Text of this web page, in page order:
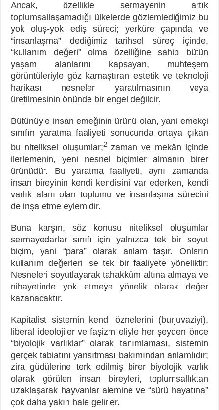
Ancak, özellikle sermayenin artık
toplumsallaşamadığı ülkelerde gözlemlediğimiz bu
yok oluş-yok ediş süreci; yerküre çapında ve
“insanlaşma” dediğimiz tarihsel süreç içinde,
“kullanım değeri” olma özelliğine sahip bütün
yaşam alanlarını kapsayan, muhteşem
görüntüleriyle göz kamaştıran estetik ve teknoloji
harikası nesneler yaratılmasının veya
üretilmesinin önünde bir engel değildir.
Bütünüyle insan emeğinin ürünü olan, yani emekçi
sınıfın yaratma faaliyeti sonucunda ortaya çıkan
bu niteliksel oluşumlar;2zaman ve mekân içinde
ilerlemenin, yeni nesnel biçimler almanın birer
ürünüdür. Bu yaratma faaliyeti, aynı zamanda
insan bireyinin kendi kendisini var ederken, kendi
varlık alanı olan toplumu ve insanlaşma sürecini
de inşa etme eylemidir.
Buna karşın, söz konusu niteliksel oluşumlar
sermayedarlar sınıfı için yalnızca tek bir soyut
biçim, yani “para” olarak anlam taşır. Onların
kullanım değerleri ise tek bir faaliyete yöneliktir:
Nesneleri soyutlayarak tahakküm altına almaya ve
nihayetinde yok etmeye yönelik olarak değer
kazanacaktır.
Kapitalist sistemin kendi öznelerini (burjuvaziyi),
liberal ideolojiler ve faşizm eliyle her şeyden önce
“biyolojik varlıklar” olarak tanımlaması, sistemin
gerçek tabiatını yansıtması bakımından anlamlıdır;
zira güdülerine terk edilmiş birer biyolojik varlık
olarak görülen insan bireyleri, toplumsallıktan
uzaklaşarak hayvanlar alemine ve “sürü hayatına”
çok daha yakın hale gelirler.